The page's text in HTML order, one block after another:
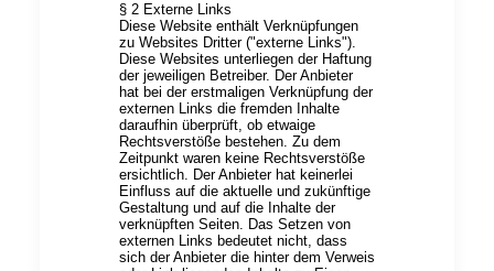
§ 2 Externe Links
Diese Website enthält Verknüpfungen
zu Websites Dritter ("externe Links").
Diese Websites unterliegen der Haftung
der jeweiligen Betreiber. Der Anbieter
hat bei der erstmaligen Verknüpfung der
externen Links die fremden Inhalte
daraufhin überprüft, ob etwaige
Rechtsverstöße bestehen. Zu dem
Zeitpunkt waren keine Rechtsverstöße
ersichtlich. Der Anbieter hat keinerlei
Einfluss auf die aktuelle und zukünftige
Gestaltung und auf die Inhalte der
verknüpften Seiten. Das Setzen von
externen Links bedeutet nicht, dass
sich der Anbieter die hinter dem Verweis